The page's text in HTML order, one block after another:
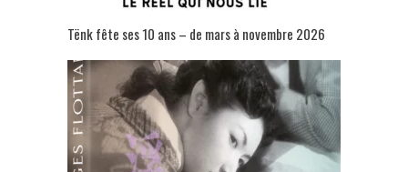
Tënk fête ses 10 ans – de mars à novembre 2026